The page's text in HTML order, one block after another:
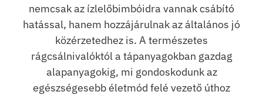
nemcsak az ízlelőbimbóidra vannak csábító
hatással, hanem hozzájárulnak az általános jó
közérzetedhez is. A természetes
rágcsálnivalóktól a tápanyagokban gazdag
alapanyagokig, mi gondoskodunk az
egészségesebb életmód felé vezető úthoz